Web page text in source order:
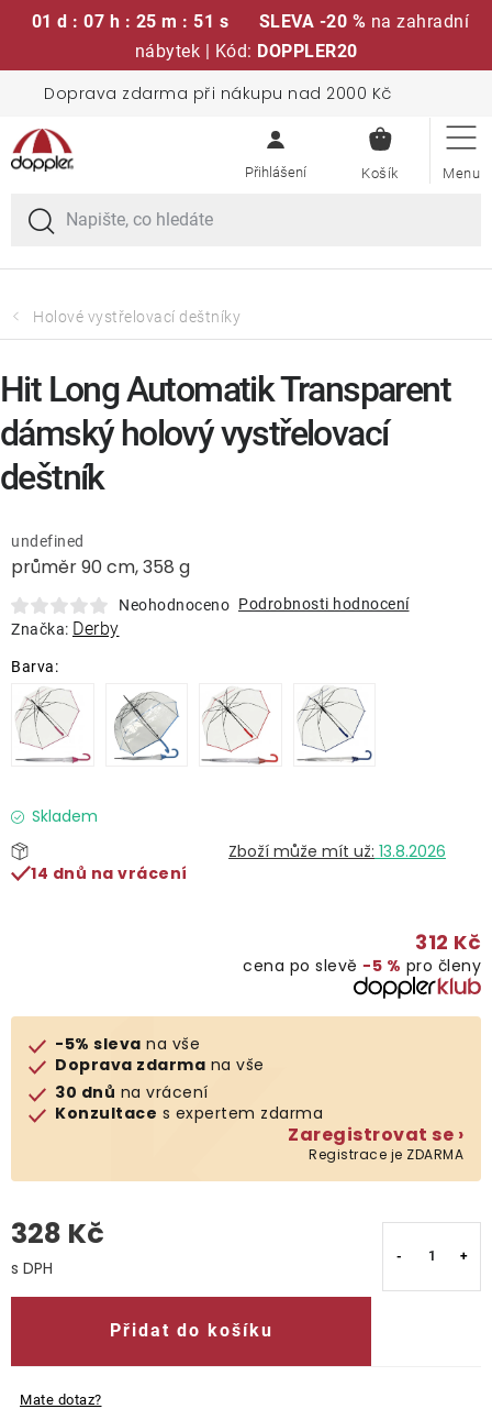
01 d : 07 h : 25 m : 50 s SLEVA -20 % na zahradní
nábytek | Kód: DOPPLER20
obsah
Doprava zdarma při nákupu nad 2000 Kč
KOŠÍK
Sedací soupravy
Slunečníky
Křesla a židle
Lavice a houpačky
Doplňky
Deštníky
Gastro produkty
Kolekce
Kontakty
Holové vystřelovací deštníky
průměr 90 cm, 358 g
undefined
Neohodnoceno Podrobnosti hodnocení
Značka: Derby
Skladem
13.8.2026
14 dnů na vrácení
312 Kč
cena po slevě −5 % pro členy
-5% sleva na vše
Doprava zdarma na vše
30 dnů na vrácení
Konzultace s expertem zdarma
Zaregistrovat se ›
Registrace je ZDARMA
328 Kč
Přidat do košíku
Mate dotaz?
Hit Long Automatik Transparent
dámský holový vystřelovací
deštník